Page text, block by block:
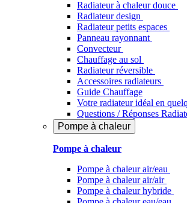
Radiateur à chaleur douce
Radiateur design
Radiateur petits espaces
Panneau rayonnant
Convecteur
Chauffage au sol
Radiateur réversible
Accessoires radiateurs
Guide Chauffage
Votre radiateur idéal en
Questions / Réponses
Pompe à chaleur
Pompe à chaleur
Pompe à chaleur air/eau
Pompe à chaleur air/air
Pompe à chaleur hybride